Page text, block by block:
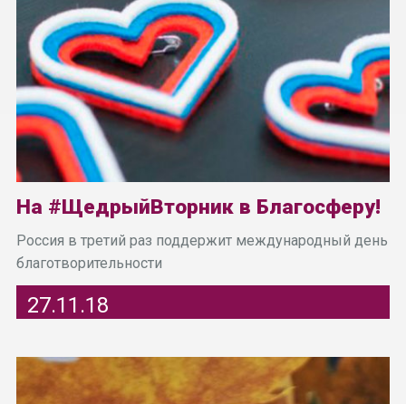
На #ЩедрыйВторник в Благосферу!
Россия в третий раз поддержит международный день
благотворительности
27.11.18